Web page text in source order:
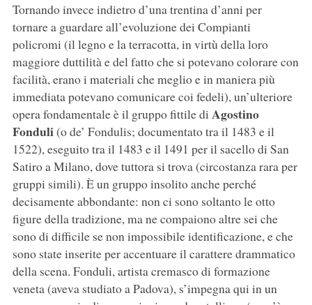
Tornando invece indietro d’una trentina d’anni per
tornare a guardare all’evoluzione dei Compianti
policromi (il legno e la terracotta, in virtù della loro
maggiore duttilità e del fatto che si potevano colorare con
facilità, erano i materiali che meglio e in maniera più
immediata potevano comunicare coi fedeli), un’ulteriore
opera fondamentale è il gruppo fittile di Agostino
Fonduli(o de’ Fondulis; documentato tra il 1483 e il
1522), eseguito tra il 1483 e il 1491 per il sacello di San
Satiro a Milano, dove tuttora si trova (circostanza rara per
gruppi simili). È un gruppo insolito anche perché
decisamente abbondante: non ci sono soltanto le otto
figure della tradizione, ma ne compaiono altre sei che
sono di difficile se non impossibile identificazione, e che
sono state inserite per accentuare il carattere drammatico
della scena. Fonduli, artista cremasco di formazione
veneta (aveva studiato a Padova), s’impegna qui in un